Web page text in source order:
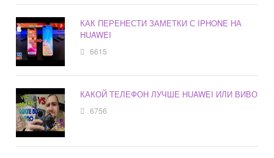
КАК ПЕРЕНЕСТИ ЗАМЕТКИ С IPHONE НА
HUAWEI
6615
КАКОЙ ТЕЛЕФОН ЛУЧШЕ HUAWEI ИЛИ ВИВО
6756